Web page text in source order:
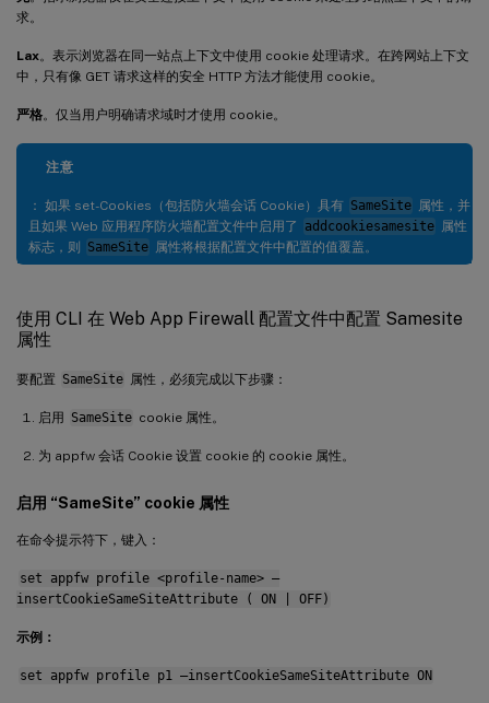
求。
Lax。表示浏览器在同一站点上下文中使用 cookie 处理请求。在跨网站上下文
中，只有像 GET 请求这样的安全 HTTP 方法才能使用 cookie。
严格。仅当用户明确请求域时才使用 cookie。
注意
： 如果 set-Cookies（包括防火墙会话 Cookie）具有 SameSite 属性，并
且如果 Web 应用程序防火墙配置文件中启用了
addcookiesamesite 属性
标志，则 SameSite 属性将根据配置文件中配置的值覆盖。
使用 CLI 在 Web App Firewall 配置文件中配置 Samesite
属性
要配置 SameSite 属性，必须完成以下步骤：
启用 SameSite cookie 属性。
为 appfw 会话 Cookie 设置 cookie 的 cookie 属性。
启用 “SameSite” cookie 属性
在命令提示符下，键入：
set appfw profile <profile-name> –
insertCookieSameSiteAttribute ( ON | OFF)
示例：
set appfw profile p1 –insertCookieSameSiteAttribute ON